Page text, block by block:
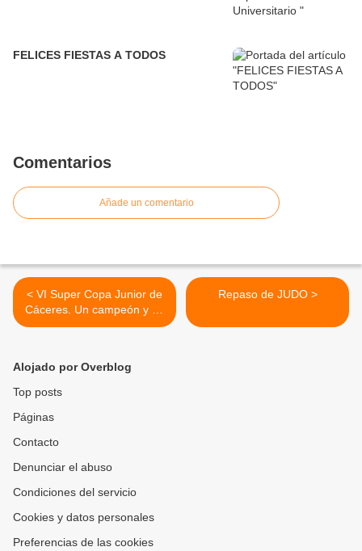
FELICES FIESTAS A TODOS
Comentarios
Añade un comentario
< VI Super Copa Junior de
Cáceres. Un campeón y un
tercero
Repaso de JUDO >
Alojado por Overblog
Top posts
Páginas
Contacto
Denunciar el abuso
Condiciones del servicio
Cookies y datos personales
Preferencias de las cookies